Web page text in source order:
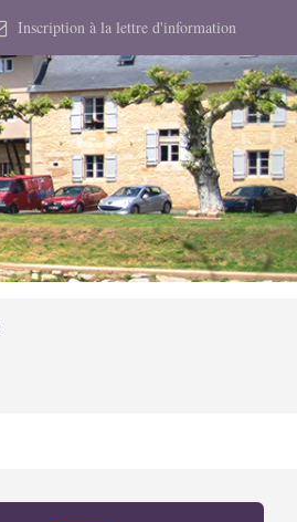
Inscription à la lettre d'information